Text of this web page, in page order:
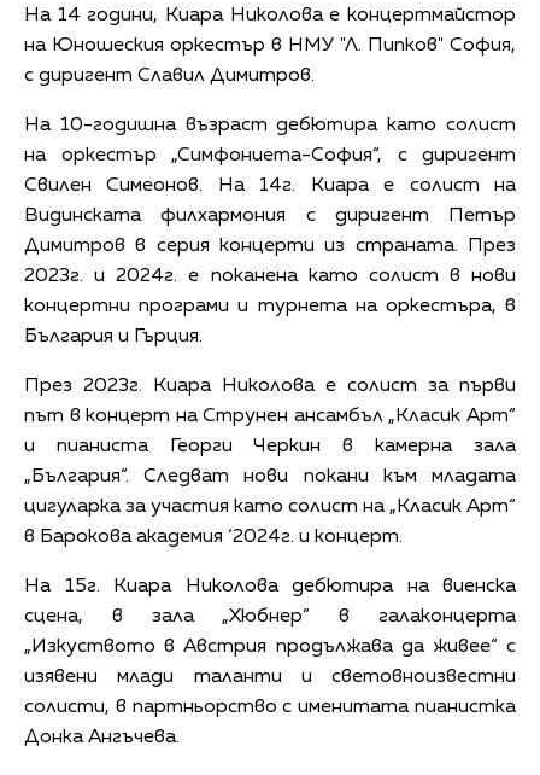
На 14 години, Киара Николова е концертмайстор
на Юношеския оркестър в НМУ "Л. Пипков" София,
с диригент Славил Димитров.
На 10-годишна възраст дебютира като солист
на оркестър „Симфониета-София“, с диригент
Свилен Симеонов. На 14г. Киара е солист на
Видинската филхармония с диригент Петър
Димитров в серия концерти из страната. През
2023г. и 2024г. е поканена като солист в нови
концертни програми и турнета на оркестъра, в
България и Гърция.
През 2023г. Киара Николова е солист за първи
път в концерт на Струнен ансамбъл „Класик Арт“
и пианиста Георги Черкин в камерна зала
„България“. Следват нови покани към младата
цигуларка за участия като солист на „Класик Арт“
в Барокова академия ‘2024г. и концерт.
На 15г. Киара Николова дебютира на виенска
сцена, в зала „Хюбнер“ в галаконцерта
„Изкуството в Австрия продължава да живее“ с
изявени млади таланти и световноизвестни
солисти, в партньорство с именитата пианистка
Донка Ангъчева.